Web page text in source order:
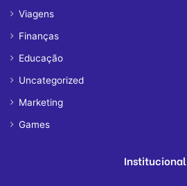
Viagens
Finanças
Educação
Uncategorized
Marketing
Games
Institucional